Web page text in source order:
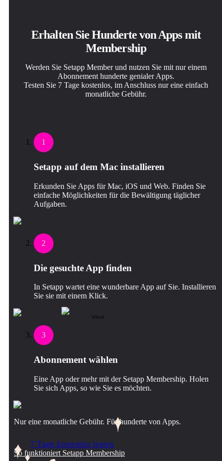
Erhalten Sie Hunderte von Apps mit
Membership
Werden Sie Setapp Member und nutzen Sie mit nur einem
Abonnement hunderte genialer Apps.
Testen Sie 7 Tage kostenlos, im Anschluss nur eine einfach
monatliche Gebühr.
1
Setapp auf dem Mac installieren
Erkunden Sie Apps für Mac, iOS und Web. Finden Sie
einfache Möglichkeiten für die Bewältigung täglicher
Aufgaben.
2
Die gesuchte App finden
In Setapp wartet eine wunderbare App auf Sie. Installieren
Sie sie mit einem Klick.
Whisk
3
Abonnement wählen
Eine App oder mehr mit der Setapp Membership. Holen
Sie sich Apps, so wie Sie es möchten.
Nur eine monatliche Gebühr. Für hunderte von Apps.
7 Tage kostenlos testen
So funktioniert Setapp Membership